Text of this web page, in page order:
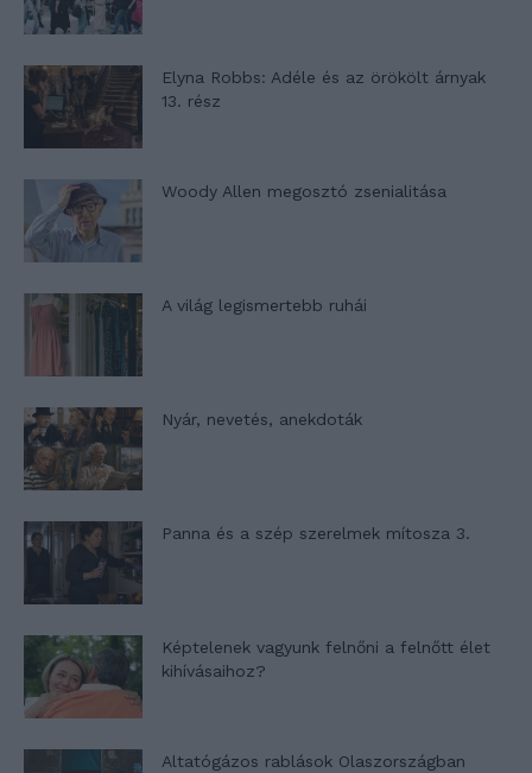
Elyna Robbs: Adéle és az örökölt árnyak
13. rész
Woody Allen megosztó zsenialitása
A világ legismertebb ruhái
Nyár, nevetés, anekdoták
Panna és a szép szerelmek mítosza 3.
Képtelenek vagyunk felnőni a felnőtt élet
kihívásaihoz?
Altatógázos rablások Olaszországban